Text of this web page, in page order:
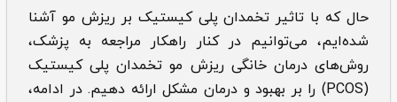
حال که با ‌‌تاثیر تخمدان پلی کیستیک بر ریزش مو آشنا
شده‌ایم، می‌توانیم در کنار راهکار مراجعه به پزشک،
‌‌‌‌روش‌های درمان خانگی ریزش مو تخمدان پلی کیستیک
(PCOS) را بر بهبود و درمان مشکل ارائه دهیم. در ادامه،